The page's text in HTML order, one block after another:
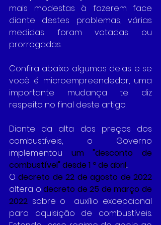
mais modestas à fazerem face
diante destes problemas, várias
medidas foram votadas ou
prorrogadas.
Confira abaixo algumas delas e se
você é microempreendedor, uma
importante mudança te diz
respeito no final deste artigo.
Diante da alta dos preços dos
combustíveis, o Governo
implementou
um "desconto de
combustível" desde 1 º de abril.
O decreto de 22 de agosto de 2022
altera o decreto de 25 de março de
2022 sobre o  auxílio excepcional
para aquisição de combustíveis.